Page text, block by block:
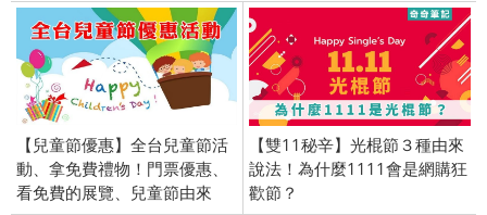
【兒童節優惠】全台兒童節活
動、拿免費禮物！門票優惠、
看免費的展覽、兒童節由來
【雙11秘辛】光棍節３種由來
說法！為什麼1111會是網購狂
歡節？